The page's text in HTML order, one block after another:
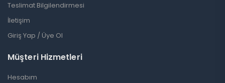
Teslimat Bilgilendirmesi
İletişim
Giriş Yap / Üye Ol
Müşteri Hizmetleri
Hesabım